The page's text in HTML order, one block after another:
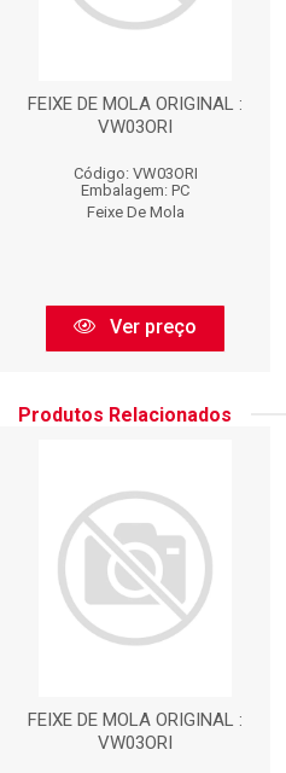
FEIXE DE MOLA ORIGINAL :
VW03ORI
Código: VW03ORI
Embalagem: PC
Feixe De Mola
Ver preço
Produtos Relacionados
FEIXE DE MOLA ORIGINAL :
VW03ORI